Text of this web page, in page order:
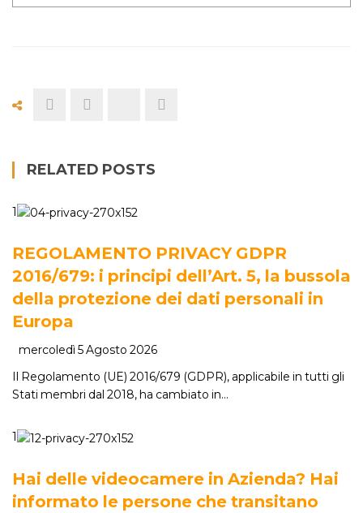
RELATED POSTS
1
REGOLAMENTO PRIVACY GDPR
2016/679: i principi dell’Art. 5, la bussola
della protezione dei dati personali in
Europa
mercoledì 5 Agosto 2026
Il Regolamento (UE) 2016/679 (GDPR), applicabile in tutti gli
Stati membri dal 2018, ha cambiato in…
1
Hai delle videocamere in Azienda? Hai
informato le persone che transitano